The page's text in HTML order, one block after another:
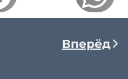
Вперёд